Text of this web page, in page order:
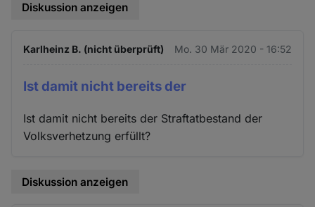
Diskussion anzeigen
Karlheinz B. (nicht überprüft) Mo. 30 Mär 2020 - 16:52
Ist damit nicht bereits der
Ist damit nicht bereits der Straftatbestand der
Volksverhetzung erfüllt?
Diskussion anzeigen